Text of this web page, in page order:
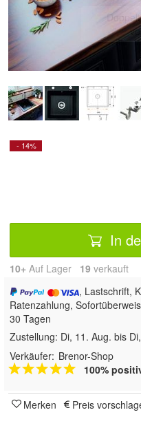
- 14%
In
10+ Auf Lager 19 verkauft
, Lastschrift,
Ratenzahlung,
30 Tagen
Zustellung: Di, 11. Aug. bis
Verkäufer: Brenor-Shop
100%
Merken Preis